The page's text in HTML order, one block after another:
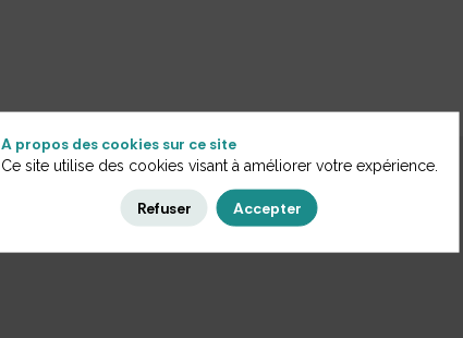
A propos des cookies sur ce site
Ce site utilise des cookies visant à améliorer votre expérience.
Refuser Accepter